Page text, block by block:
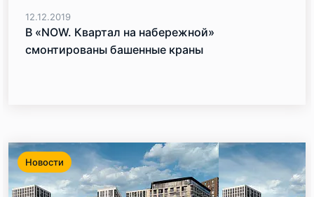
12.12.2019
В «NOW. Квартал на набережной»
смонтированы башенные краны
Новости